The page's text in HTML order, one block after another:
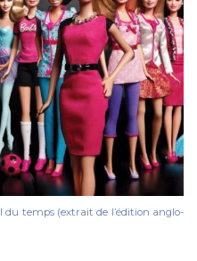
temps (extrait de l’édition anglo-